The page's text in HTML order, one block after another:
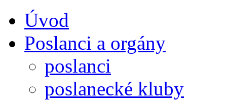
Úvod
Poslanci a orgány
poslanci
poslanecké kluby